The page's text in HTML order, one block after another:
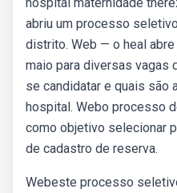
abriu um processo
distrito. Web — o heal
maio para diversas vagas
se candidatar e quais
hospital. Webo processo
como objetivo selecionar
de cadastro de reserva.
Webeste processo